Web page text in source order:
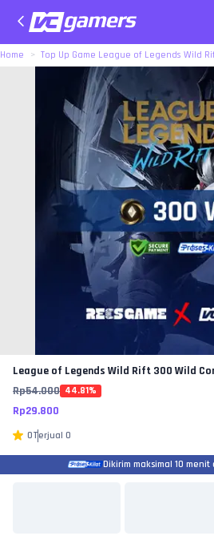
Home Top Up Game League of Legends Wild
League of Legends Wild Rift 300 Wild
Rp54.000 44.81%
Rp29.800
0Terjual 0
Dikirim maksimal 10